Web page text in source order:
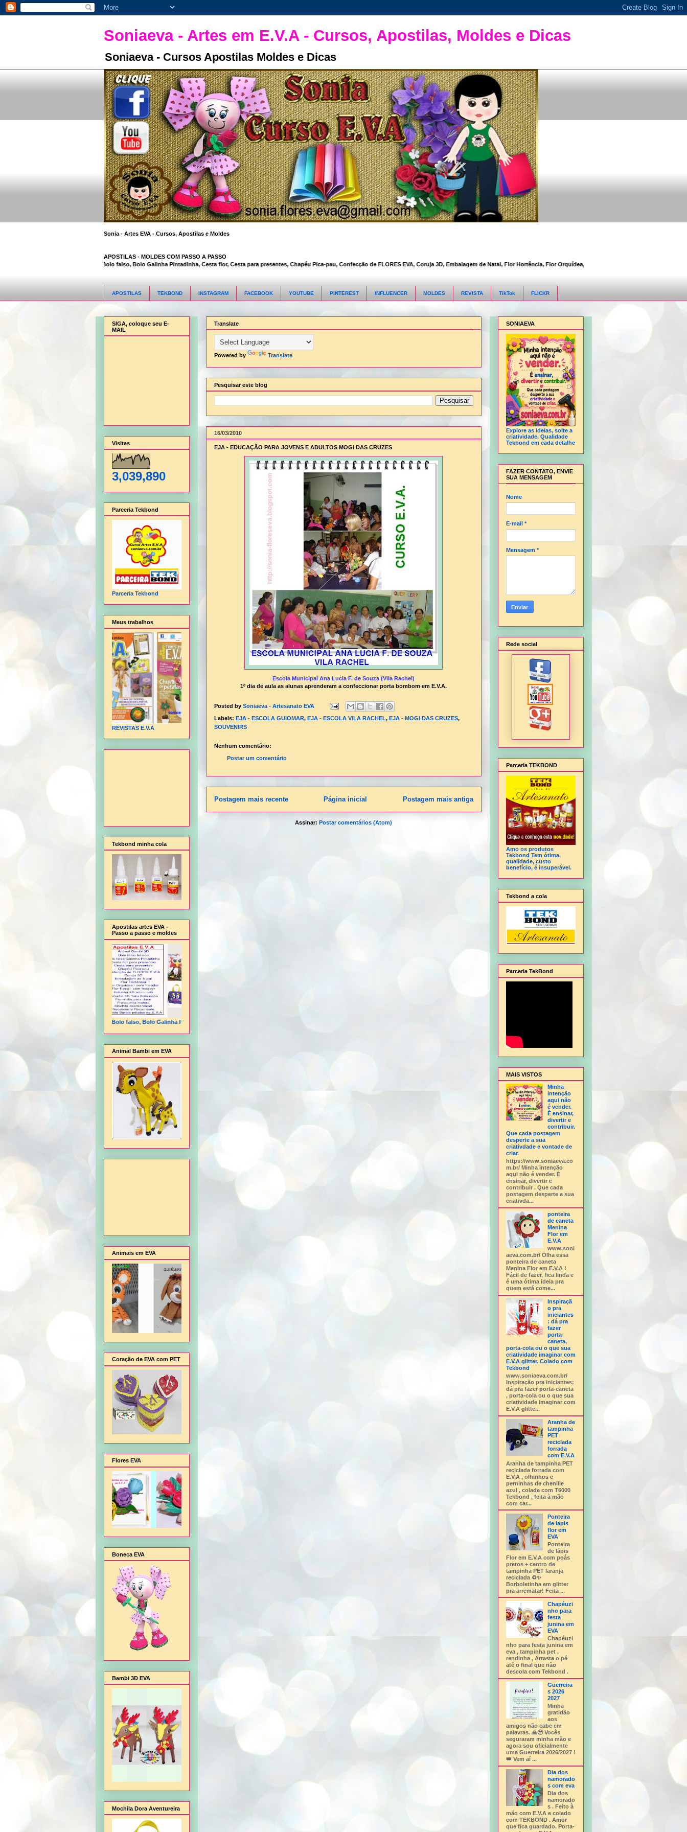
Soniaeva - Artes em E.V.A - Cursos, Apostilas, Moldes e Dicas
Soniaeva - Cursos Apostilas Moldes e Dicas
Sonia - Artes EVA - Cursos, Apostilas e Moldes
APOSTILAS - MOLDES COM PASSO A PASSO
Animal Bambi 3D, Bolo falso, Bolo Galinha Pintadinha, Cesta flor, Cesta para presentes, Chapéu Pica-pau, Confecção de FLORES EVA, Coruja 3D, Embalagem de Natal, Flor Hortência, Flor Orquídea, Flor Rosa, Fofucha 3D articulada,
APOSTILAS TEKBOND INSTAGRAM FACEBOOK YOUTUBE PINTEREST INFLUENCER MOLDES REVISTA TikTok FLICKR
Translate
Powered by Translate
Pesquisar este blog
16/03/2010
EJA - EDUCAÇÃO PARA JOVENS E ADULTOS MOGI DAS CRUZES
Escola Municipal Ana Lucia F. de Souza (Vila Rachel)
1º dia de aula as alunas aprenderam a confeccionar porta bombom em E.V.A.
Posted by Soniaeva - Artesanato EVA
Labels: EJA - ESCOLA GUIOMAR, EJA - ESCOLA VILA RACHEL, EJA - MOGI DAS CRUZES,
SOUVENIRS
Nenhum comentário:
Postar um comentário
Postagem mais recente Postagem mais antiga
Página inicial
Assinar: Postar comentários (Atom)
SIGA, coloque seu E-
MAIL
Visitas
3,039,890
Parceria Tekbond
Parceria Tekbond
Meus trabalhos
REVISTAS E.V.A
Tekbond minha cola
Apostilas artes EVA -
Passo a passo e moldes
Animal Bambi 3D, Bolo falso, Bolo Galinha Pintadinha, Cesta flor, Cesta para presentes, Chapéu Pica-pau, Confecção de FLORES E.V.A, Coruja 3D, Embalagem de Natal, Flor Hortência, Flor Orquídea - sem frisador, Flor Rosa - sem
Animal Bambi em EVA
Animais em EVA
Coração de EVA com PET
Flores EVA
Boneca EVA
Bambi 3D EVA
Mochila Dora Aventureira
SONIAEVA
Explore as ideias, solte a
criatividade. Qualidade
Tekbond em cada detalhe
FAZER CONTATO, ENVIE
SUA MENSAGEM
Nome
E-mail *
Mensagem *
Rede social
Parceria TEKBOND
Amo os produtos
Tekbond Tem ótima,
qualidade, custo
benefício, é insuperável.
Tekbond a cola
Parceria TekBond
MAIS VISTOS
Minha
intenção
aqui não
é vender.
É ensinar,
divertir e
contribuir.
Que cada postagem
desperte a sua
criativdade e vontade de
criar.
https://www.soniaeva.co
m.br/ Minha intenção
aqui não é vender. É
ensinar, divertir e
contribuir . Que cada
postagem desperte a sua
criativda...
ponteira
de caneta
Menina
Flor em
E.V.A
www.soni
aeva.com.br/ Olha essa
ponteira de caneta
Menina Flor em E.V.A !
Fácil de fazer, fica linda e
é uma ótima ideia pra
quem está come...
Inspiraçã
o pra
iniciantes
: dá pra
fazer
porta-
caneta,
porta-cola ou o que sua
criatividade imaginar com
E.V.A glitter. Colado com
Tekbond
www.soniaeva.com.br/
Inspiração pra iniciantes:
dá pra fazer porta-caneta
, porta-cola ou o que sua
criatividade imaginar com
E.V.A glitte...
Aranha de
tampinha
PET
reciclada
forrada
com E.V.A
Aranha de tampinha PET
reciclada forrada com
E.V.A , olhinhos e
perninhas de chenille
azul , colada com T6000
Tekbond , feita à mão
com car...
Ponteira
de lapis
flor em
EVA
Ponteira
de lápis
Flor em E.V.A com poás
pretos + centro de
tampinha PET laranja
reciclada ♻️✨
Borboletinha em glitter
pra arrematar! Feita ...
Chapéuzi
nho para
festa
junina em
EVA
Chapéuzi
nho para festa junina em
eva , tampinha pet ,
rendinha , Arrasta o pé
até o final que não
descola com Tekbond .
Guerreira
s 2026
2027
Minha
gratidão
aos
amigos não cabe em
palavras. 🙏🥹 Vocês
seguraram minha mão e
agora sou oficialmente
uma Guerreira 2026/2027 !
👑 Vem aí ...
Dia dos
namorado
s com eva
Dia dos
namorado
s . Feito à
mão com E.V.A e colado
com TEKBOND . Amor
que fica guardado. Porta-